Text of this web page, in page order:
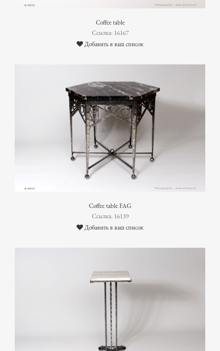
Coffee table
Ссылка: 16167
Добавить в ваш список
Coffee table FAG
Ссылка: 16139
Добавить в ваш список